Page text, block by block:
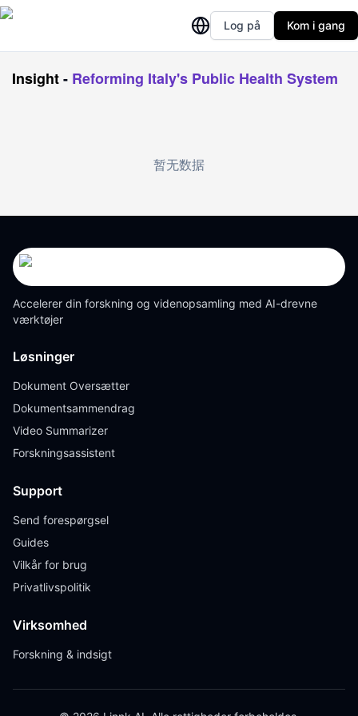
Log på Kom i gang
Insight- Reforming Italy's Public Health System
暂无数据
Accelerer din forskning og videnopsamling med AI-drevne
værktøjer
Løsninger
Dokument Oversætter
Dokumentsammendrag
Video Summarizer
Forskningsassistent
Support
Send forespørgsel
Guides
Vilkår for brug
Privatlivspolitik
Virksomhed
Forskning & indsigt